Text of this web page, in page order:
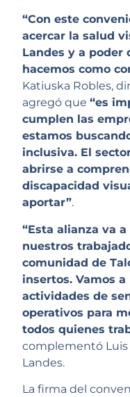
“Con este
acercar la salud
Landes y a poder
hacemos como
Katiuska Robles,
agregó que“es
cumplen las
estamos
inclusiva. El
abrirse a
discapacidad
aportar”.
“Esta alianza va
nuestros
comunidad de
insertos. Vamos
actividades de
operativos para
todos quienes
complementó Luis
Landes.
La firma del